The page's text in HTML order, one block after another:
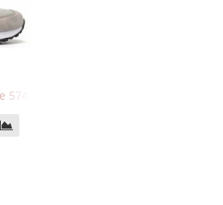
Silver Summer Fog